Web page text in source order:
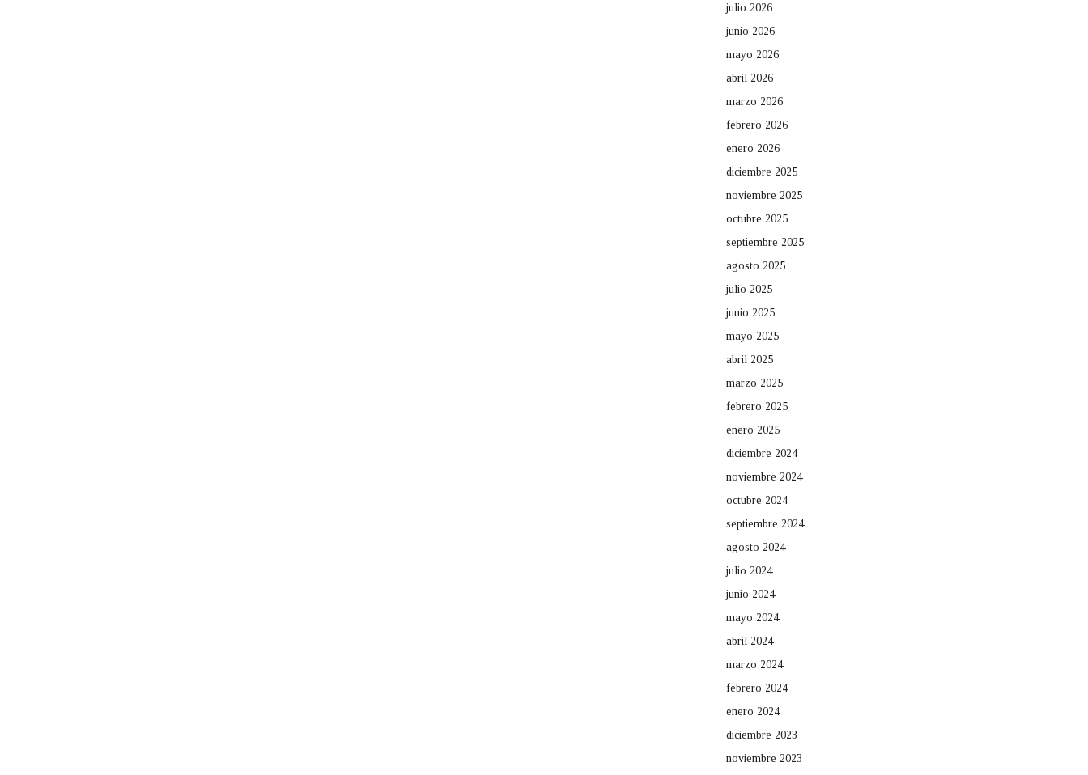
julio 2026
junio 2026
mayo 2026
abril 2026
marzo 2026
febrero 2026
enero 2026
diciembre 2025
noviembre 2025
octubre 2025
septiembre 2025
agosto 2025
julio 2025
junio 2025
mayo 2025
abril 2025
marzo 2025
febrero 2025
enero 2025
diciembre 2024
noviembre 2024
octubre 2024
septiembre 2024
agosto 2024
julio 2024
junio 2024
mayo 2024
abril 2024
marzo 2024
febrero 2024
enero 2024
diciembre 2023
noviembre 2023